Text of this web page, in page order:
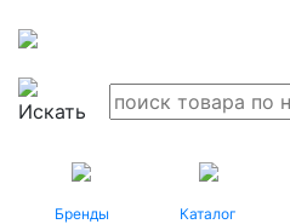
Бренды Каталог